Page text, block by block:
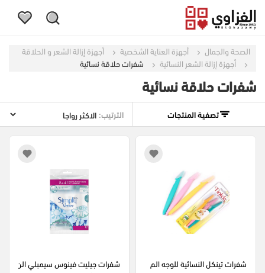
الصحة والجمال أجهزة العناية الشخصية
أجهزة إزالة الشعر و الحلاقة
أجهزة إزالة الشعر النسائية
شفرات حلاقة نسائية
شفرات حلاقة نسائية
تصفية المنتجات الترتيب:
شفرات تينكل النسائية للوجه الم
شفرات جيليت فينوس سيمبلي الن